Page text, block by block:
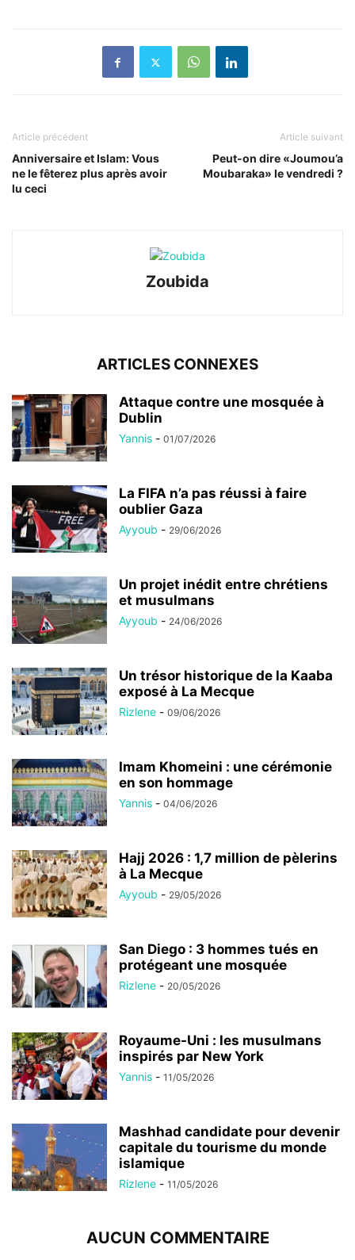
Article précédent
Anniversaire et Islam: Vous
ne le fêterez plus après avoir
lu ceci
Article suivant
Peut-on dire «Joumou’a
Moubaraka» le vendredi ?
Zoubida
ARTICLES CONNEXES
Attaque contre une mosquée à
Dublin
Yannis - 01/07/2026
La FIFA n’a pas réussi à faire
oublier Gaza
Ayyoub - 29/06/2026
Un projet inédit entre chrétiens
et musulmans
Ayyoub - 24/06/2026
Un trésor historique de la Kaaba
exposé à La Mecque
Rizlene - 09/06/2026
Imam Khomeini : une cérémonie
en son hommage
Yannis - 04/06/2026
Hajj 2026 : 1,7 million de pèlerins
à La Mecque
Ayyoub - 29/05/2026
San Diego : 3 hommes tués en
protégeant une mosquée
Rizlene - 20/05/2026
Royaume-Uni : les musulmans
inspirés par New York
Yannis - 11/05/2026
Mashhad candidate pour devenir
capitale du tourisme du monde
islamique
Rizlene - 11/05/2026
AUCUN COMMENTAIRE